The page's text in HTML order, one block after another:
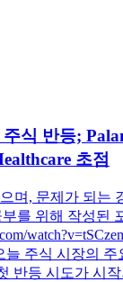
주식 반등;
초점
며, 문제가 되는
를 위해 작성된
주식 시장의 주
반등 시도가 시